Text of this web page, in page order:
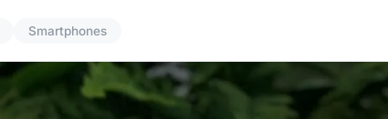
Smartphones